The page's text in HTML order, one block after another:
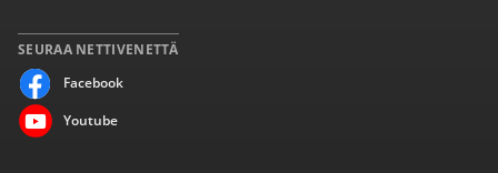
SEURAA NETTIVENETTÄ
Facebook
Youtube